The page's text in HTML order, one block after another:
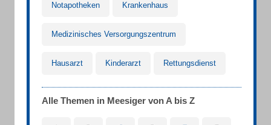
Notapotheken Krankenhaus
Medizinisches Versorgungszentrum
Hausarzt Kinderarzt Rettungsdienst
Alle Themen in Meesiger von A bis Z